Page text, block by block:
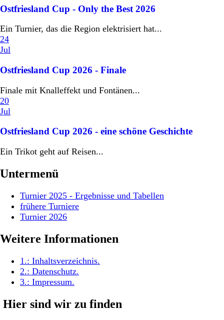
Ostfriesland Cup - Only the Best 2026
Ein Turnier, das die Region elektrisiert hat...
24
Jul
Ostfriesland Cup 2026 - Finale
Finale mit Knalleffekt und Fontänen...
20
Jul
Ostfriesland Cup 2026 - eine schöne Geschichte
Ein Trikot geht auf Reisen...
Untermenü
Turnier 2025 - Ergebnisse und Tabellen
frühere Turniere
Turnier 2026
Weitere Informationen
1.: Inhaltsverzeichnis.
2.: Datenschutz.
3.: Impressum.
Hier sind wir zu finden